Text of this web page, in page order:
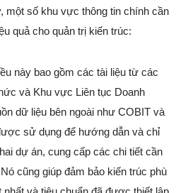
một số khu vực thông tin chính cần
quả cho quản trị kiến trúc:
này bao gồm các tài liệu từ các
và Khu vực Liên tục Doanh
dữ liệu bên ngoài như COBIT và
sử dụng để hướng dẫn và chỉ
dự án, cung cấp các chi tiết cần
cũng giúp đảm bảo kiến trúc phù